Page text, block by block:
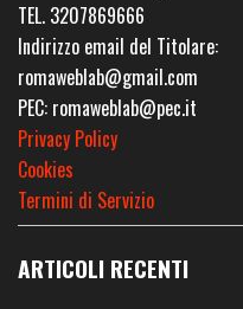
TEL. 3207869666
Indirizzo email del Titolare:
romaweblab@gmail.com
PEC: romaweblab@pec.it
Privacy Policy
Cookies
Termini di Servizio
ARTICOLI RECENTI